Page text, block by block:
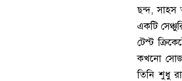
ছন্দ, সাহস
একটি
টেস্ট
কখনো সোজা
তিনি শুধু